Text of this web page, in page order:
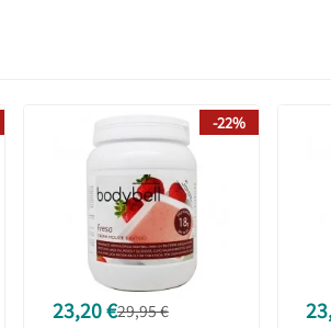
23,20 €29,95 €
-22%